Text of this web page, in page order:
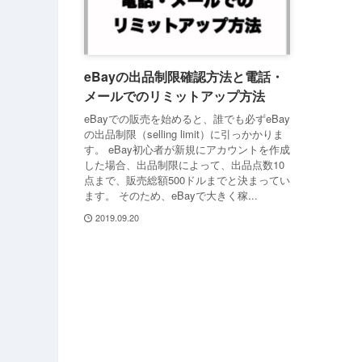
eBayの出品制限確認方法と電話・
メールでのリミットアップ方法
eBayでの販売を始めると、誰でも必ずeBay
の出品制限（selling limit）に引っかかりま
す。 eBay初心者が新規にアカウントを作成
した場合、出品制限によって、出品点数10
点まで、販売総額500ドルまでと決まってい
ます。 そのため、eBayで大きく稼...
2019.09.20